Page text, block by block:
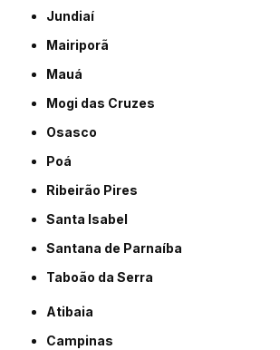
Jundiaí
Mairiporã
Mauá
Mogi das Cruzes
Osasco
Poá
Ribeirão Pires
Santa Isabel
Santana de Parnaíba
Taboão da Serra
Atibaia
Campinas